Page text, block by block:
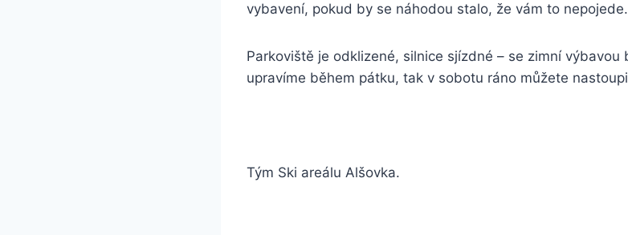
vybavení, pokud by se náhodou stalo, že vám to nepojede.
Parkoviště je odklizené, silnice sjízdné – se zimní
upravíme během pátku, tak v sobotu ráno můžete
Tým Ski areálu Alšovka.